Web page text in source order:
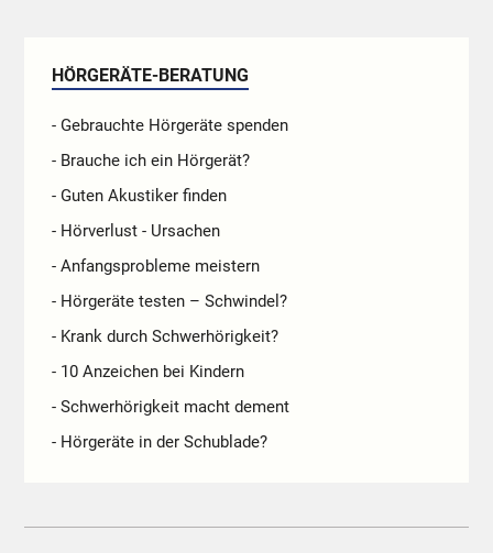
HÖRGERÄTE-BERATUNG
- Gebrauchte Hörgeräte spenden
- Brauche ich ein Hörgerät?
- Guten Akustiker finden
- Hörverlust - Ursachen
- Anfangsprobleme meistern
- Hörgeräte testen – Schwindel?
- Krank durch Schwerhörigkeit?
- 10 Anzeichen bei Kindern
- Schwerhörigkeit macht dement
- Hörgeräte in der Schublade?